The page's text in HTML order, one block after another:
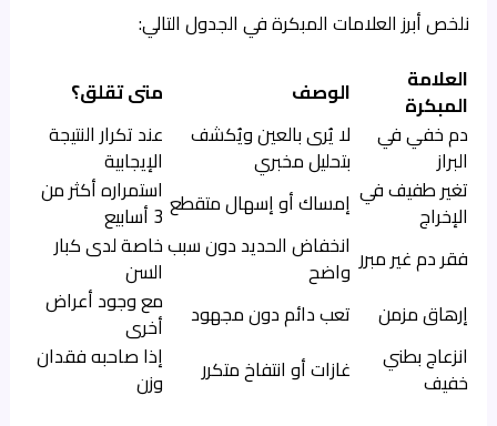
نلخص أبرز العلامات المبكرة في الجدول التالي:
العلامة
المبكرة
الوصف
متى تقلق؟
دم خفي في
البراز
لا يُرى بالعين ويُكشف
بتحليل مخبري
عند تكرار النتيجة
الإيجابية
تغير طفيف في
الإخراج
إمساك أو إسهال متقطع استمراره أكثر من
3 أسابيع
فقر دم غير مبرر انخفاض الحديد دون سبب
واضح
خاصة لدى كبار
السن
إرهاق مزمن
تعب دائم دون مجهود
مع وجود أعراض
أخرى
انزعاج بطني
خفيف
غازات أو انتفاخ متكرر
إذا صاحبه فقدان
وزن